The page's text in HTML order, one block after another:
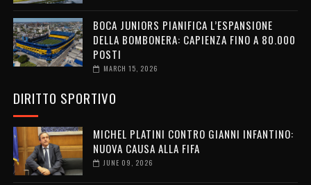
BOCA JUNIORS PIANIFICA L’ESPANSIONE
DELLA BOMBONERA: CAPIENZA FINO A 80.000
POSTI
MARCH 15, 2026
DIRITTO SPORTIVO
MICHEL PLATINI CONTRO GIANNI INFANTINO:
NUOVA CAUSA ALLA FIFA
JUNE 09, 2026